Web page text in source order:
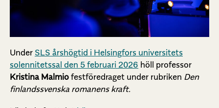
Under SLS årshögtid i Helsingfors universitets
solennitetssal den 5 februari 2026 höll professor
Kristina Malmio festföredraget under rubriken Den
finlandssvenska romanens kraft.